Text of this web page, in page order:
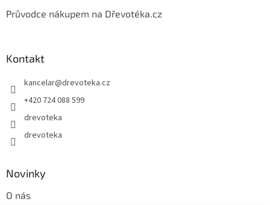
Průvodce nákupem na Dřevotéka.cz
Kontakt
kancelar@drevoteka.cz
+420 724 088 599
drevoteka
drevoteka
Novinky
O nás